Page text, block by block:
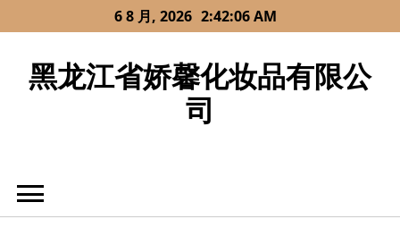
to
6 8 月, 2026 2:42:06 AM
黑龙江省娇馨化妆品有限公
司